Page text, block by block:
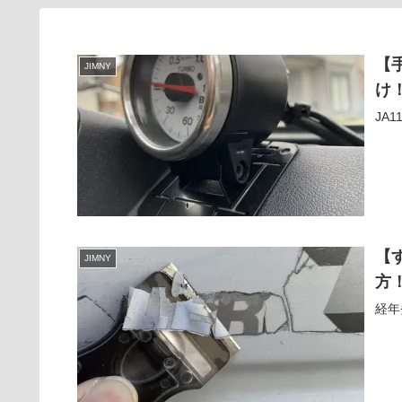
JIMNY
け
JIMNY
方
経